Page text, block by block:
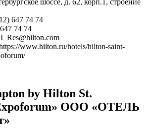
шоссе, д. 62, корп.1, строение
647 74 74
74 74
www.hilton.ru/hotels/hilton-saint-
by Hilton St.
ООО «ОТЕЛЬ